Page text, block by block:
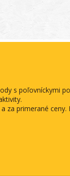
s poľovníckymi
za primerané